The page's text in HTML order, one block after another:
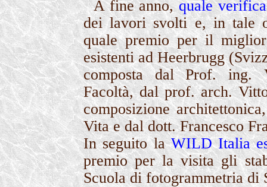
A fine anno,quale verifica
dei lavori svolti e, in tale
quale premio per il
esistenti ad Heerbrugg
composta dal Prof. ing.
Facoltà, dal prof. arch.
composizione
Vita e dal dott. Francesco
In seguito laWILD Italia
premio per la visita gli
Scuola di fotogrammetria di